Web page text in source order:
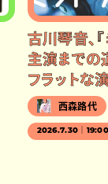
古川琴音、
主演までの
フラットな
西森路代
2026.7.30｜